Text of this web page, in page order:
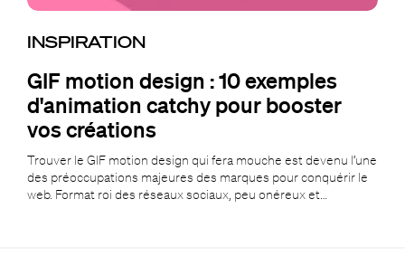
INSPIRATION
GIF motion design : 10 exemples
d'animation catchy pour booster
vos créations
Trouver le GIF motion design qui fera mouche est devenu l’une
des préoccupations majeures des marques pour conquérir le
web. Format roi des réseaux sociaux, peu onéreux et…